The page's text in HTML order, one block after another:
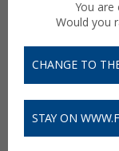
You are
Would you
CHANGE TO
STAY ON